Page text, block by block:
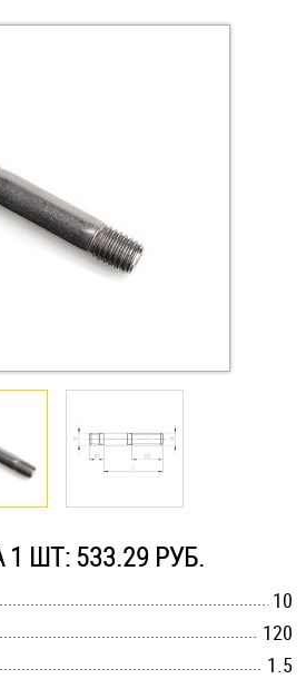
шурупной резьбой
для яхт
1 ШТ: 533.29 РУБ.
10
120
1.5